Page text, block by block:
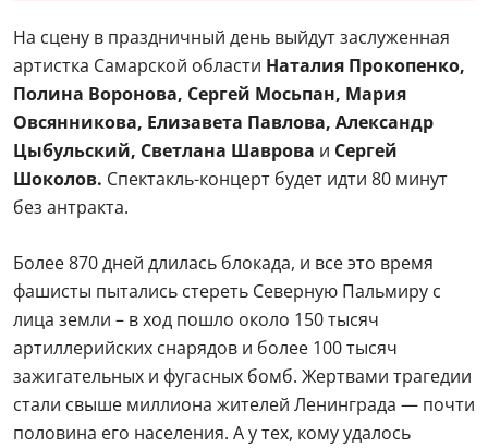
На сцену в праздничный день выйдут заслуженная
артистка Самарской области Наталия Прокопенко,
Полина Воронова, Сергей Мосьпан, Мария
Овсянникова, Елизавета Павлова, Александр
Цыбульский, Светлана Шаврова и Сергей
Шоколов. Спектакль-концерт будет идти 80 минут
без антракта.
Более 870 дней длилась блокада, и все это время
фашисты пытались стереть Северную Пальмиру с
лица земли – в ход пошло около 150 тысяч
артиллерийских снарядов и более 100 тысяч
зажигательных и фугасных бомб. Жертвами трагедии
стали свыше миллиона жителей Ленинграда — почти
половина его населения. А у тех, кому удалось